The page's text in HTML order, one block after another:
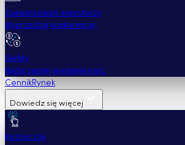
Zaawansowani inwestorzy
Wyprzedzaj konkurencję.
Giełdy
Nadaj swojej wymianie moc.
CennikRynek
Dowiedz się więcej
Rozpocznij